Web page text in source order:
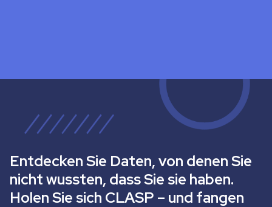
Entdecken Sie Daten, von denen Sie
nicht wussten, dass Sie sie haben.
Holen Sie sich CLASP – und fangen